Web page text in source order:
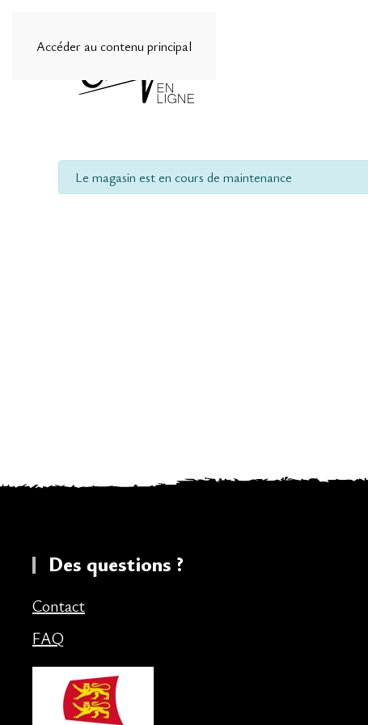
Accéder au contenu principal
info
Le magasin est en cours de maintenance
Des questions ?
Contact
FAQ